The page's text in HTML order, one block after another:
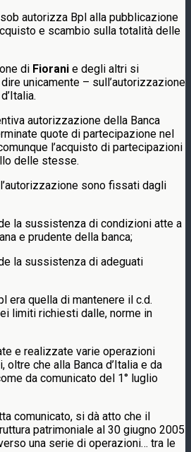
autorizza Bpl alla pubblicazione
e scambio sulla totalità delle
di Fiorani e degli altri si
unicamente – sull’autorizzazione
autorizzazione della Banca
quote di partecipazione nel
l’acquisto di partecipazioni
delle stesse.
sono fissati dagli
la sussistenza di condizioni atte a
e prudente della banca;
la sussistenza di adeguati
era quella di mantenere il c.d.
limiti richiesti dalle, norme in
e realizzate varie operazioni
oltre che alla Banca d’Italia e da
da comunicato del 1° luglio
comunicato, si dà atto che il
patrimoniale al 30 giugno 2005
una serie di operazioni… tra le